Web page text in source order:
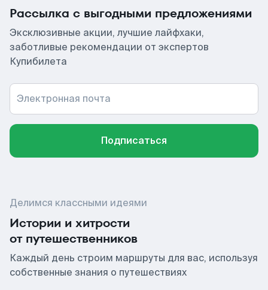
Рассылка с выгодными предложениями
Эксклюзивные акции, лучшие лайфхаки,
заботливые рекомендации от экспертов
Купибилета
Электронная почта
Подписаться
Делимся классными идеями
Истории и хитрости
от путешественников
Каждый день строим маршруты для вас, используя
собственные знания о путешествиях